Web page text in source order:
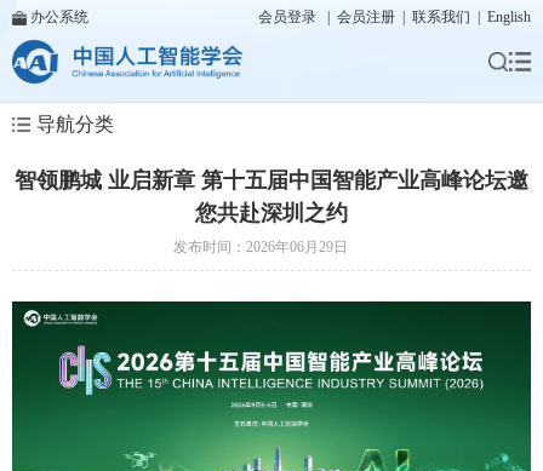
办公系统 会员登录 会员注册 联系我们 English
导航分类
智领鹏城 业启新章 第十五届中国智能产业高峰论坛邀
您共赴深圳之约
发布时间：2026年06月29日